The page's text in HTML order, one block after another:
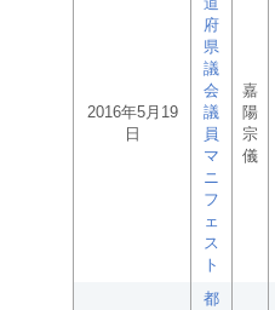
2016年5月19
日
府
県
議
会
議
員
マ
ニ
フ
ェ
ス
ト
嘉
陽
宗
儀
都